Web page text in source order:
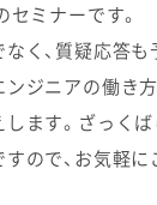
ミナーです。
く、質疑応答
ジニアの働き
ます。ざっく
ので、お気軽に